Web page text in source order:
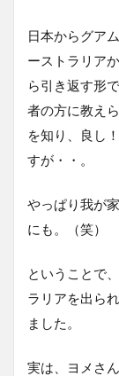
日本からグア
ーストラリア
ら引き返す形
者の方に教え
を知り、良し
すが・・。
やっぱり我が
にも。（笑）
ということで
ラリアを出ら
ました。
実は、ヨメさ